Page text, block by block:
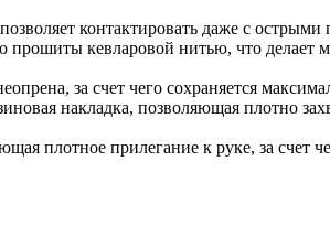
контактировать даже с
кевларовой нитью, что делает
за счет чего сохраняется
накладка, позволяющая плотно
плотное прилегание к руке, за счет